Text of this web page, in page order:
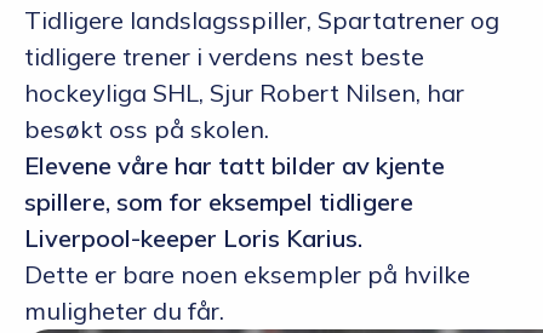
Tidligere landslagsspiller, Spartatrener og
tidligere trener i verdens nest beste
hockeyliga SHL, Sjur Robert Nilsen, har
besøkt oss på skolen.
Elevene våre har tatt bilder av kjente
spillere, som for eksempel tidligere
Liverpool-keeper Loris Karius.
Dette er bare noen eksempler på hvilke
muligheter du får.